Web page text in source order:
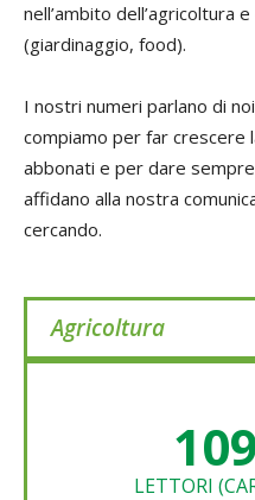
nell’ambito dell’agricoltura
(giardinaggio, food).
I nostri numeri parlano di
compiamo per far crescere
abbonati e per dare
affidano alla nostra
cercando.
Agricoltura
LETTORI